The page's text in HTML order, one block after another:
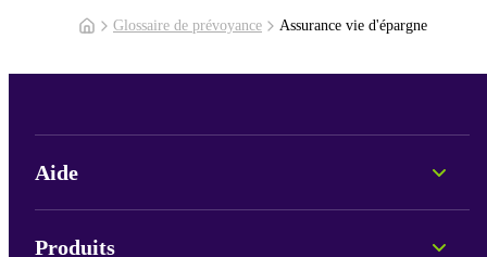
Glossaire de prévoyance Assurance vie d'épargne
Aide
Informations sur les fonds
Produits